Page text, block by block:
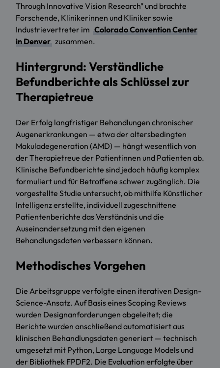
Through Innovative Vision Research" und brachte
Forschende, Klinikerinnen und Kliniker sowie
Industrievertreter im Colorado Convention Center
in Denver zusammen.
Hintergrund: Verständliche
Befundberichte als Schlüssel zur
Therapietreue
Der Erfolg langfristiger Behandlungen chronischer
Augenerkrankungen — etwa der altersbedingten
Makuladegeneration (AMD) — hängt wesentlich von
der Therapietreue der Patientinnen und Patienten ab.
Klinische Befundberichte sind jedoch häufig komplex
formuliert und für Betroffene schwer zugänglich. Die
vorgestellte Studie untersucht, ob mithilfe Künstlicher
Intelligenz erstellte, individuell zugeschnittene
Patientenberichte das Verständnis und die
Auseinandersetzung mit den eigenen
Behandlungsdaten verbessern können.
Methodisches Vorgehen
Die Arbeitsgruppe verfolgte einen iterativen Design-
Science-Ansatz. Auf Basis eines Scoping Reviews
wurden Designanforderungen abgeleitet; die
Berichte wurden anschließend automatisiert aus
klinischen Behandlungsdaten generiert — technisch
umgesetzt mit Python, Large Language Models und
der Bibliothek FPDF2. Die Evaluation erfolgte über